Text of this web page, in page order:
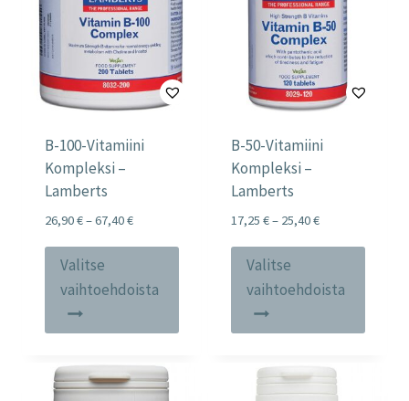
B-100-Vitamiini
Kompleksi –
Lamberts
26,90€–67,40€Price
through
Valitse
vaihtoehdoista
tuotteella
useampi
B-50-Vitamiini
Kompleksi –
Lamberts
17,25 €– 25,40€Price
through
Valitse
vaihtoehdoista